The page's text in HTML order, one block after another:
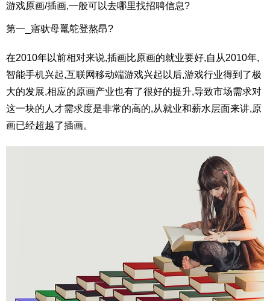
游戏原画/插画,一般可以去哪里找招聘信息?
第一_寤驮母鼍鸵登熬昂?
在2010年以前相对来说,插画比原画的就业要好,自从2010年,
智能手机兴起,互联网移动端游戏兴起以后,游戏行业得到了极
大的发展,相应的原画产业也有了很好的提升,导致市场需求对
这一块的人才需求度是非常的高的,从就业和薪水层面来讲,原
画已经超越了插画。